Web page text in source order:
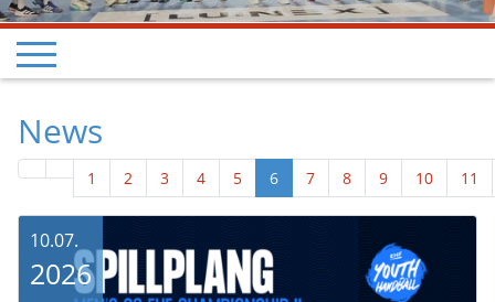
News
1 2 3 4 5 6 7 8 9 10 11
10.07.
2026